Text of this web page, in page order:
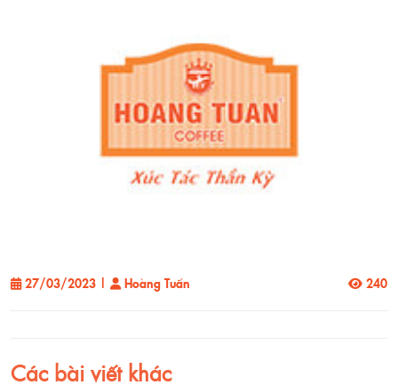
27/03/2023 | Hoàng Tuấn 240
Các bài viết khác